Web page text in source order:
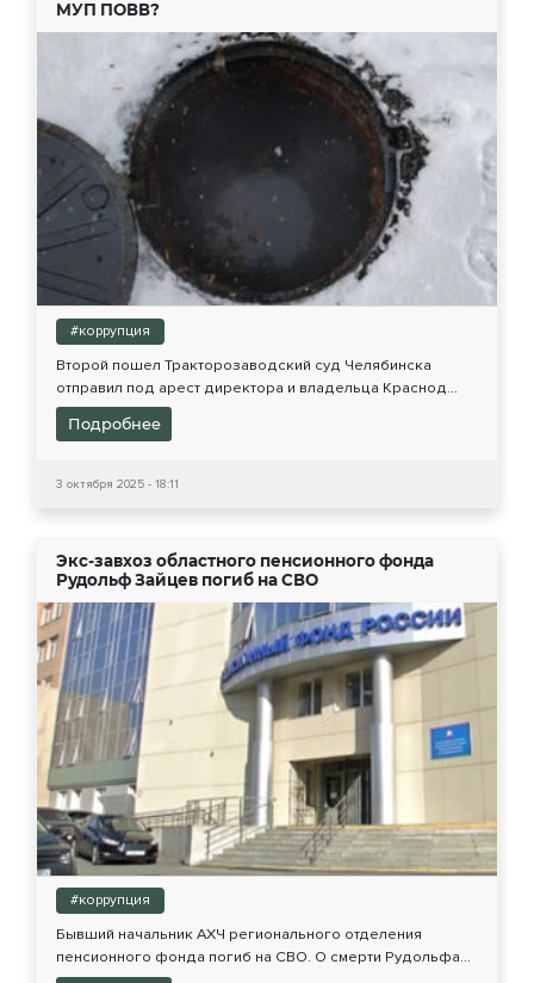
МУП ПОВВ?
#коррупция
Второй пошел Тракторозаводский суд Челябинска
отправил под арест директора и владельца Краснод...
Подробнее
3 октября 2025 - 18:11
Экс-завхоз областного пенсионного фонда
Рудольф Зайцев погиб на СВО
#коррупция
Бывший начальник АХЧ регионального отделения
пенсионного фонда погиб на СВО. О смерти Рудольфа...